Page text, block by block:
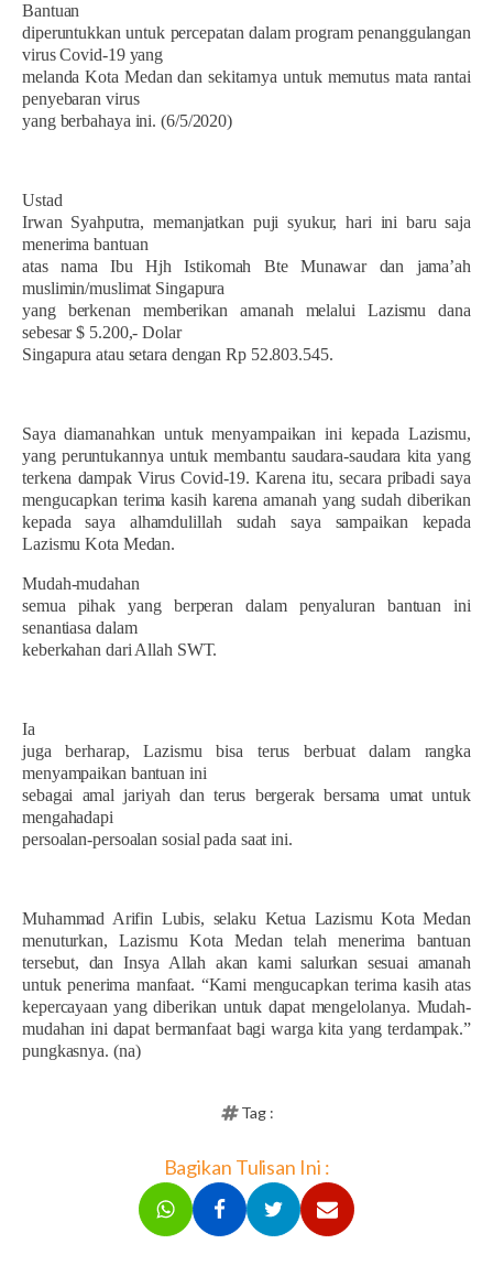
Bantuan
diperuntukkan untuk percepatan dalam program penanggulangan
virus Covid-19 yang
melanda Kota Medan dan sekitarnya untuk memutus mata rantai
penyebaran virus
yang berbahaya ini. (6/5/2020)
Ustad
Irwan Syahputra, memanjatkan puji syukur, hari ini baru saja
menerima bantuan
atas nama Ibu Hjh Istikomah Bte Munawar dan jama’ah
muslimin/muslimat Singapura
yang berkenan memberikan amanah melalui Lazismu dana
sebesar $ 5.200,- Dolar
Singapura atau setara dengan Rp 52.803.545.
Saya diamanahkan untuk menyampaikan ini kepada Lazismu,
yang peruntukannya untuk membantu saudara-saudara kita yang
terkena dampak Virus Covid-19. Karena itu, secara pribadi saya
mengucapkan terima kasih karena amanah yang sudah diberikan
kepada saya alhamdulillah sudah saya sampaikan kepada
Lazismu Kota Medan.
Mudah-mudahan
semua pihak yang berperan dalam penyaluran bantuan ini
senantiasa dalam
keberkahan dari Allah SWT.
Ia
juga berharap, Lazismu bisa terus berbuat dalam rangka
menyampaikan bantuan ini
sebagai amal jariyah dan terus bergerak bersama umat untuk
mengahadapi
persoalan-persoalan sosial pada saat ini.
Muhammad Arifin Lubis, selaku Ketua Lazismu Kota Medan
menuturkan, Lazismu Kota Medan telah menerima bantuan
tersebut, dan Insya Allah akan kami salurkan sesuai amanah
untuk penerima manfaat. “Kami mengucapkan terima kasih atas
kepercayaan yang diberikan untuk dapat mengelolanya. Mudah-
mudahan ini dapat bermanfaat bagi warga kita yang terdampak.”
pungkasnya. (na)
Tag :
Bagikan Tulisan Ini :